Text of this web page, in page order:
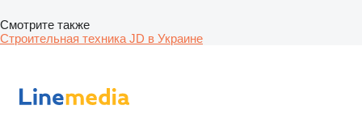
Смотрите также
Строительная техника JD в Украине